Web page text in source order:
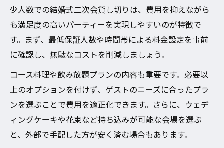
少人数での結婚式二次会貸し切りは、費用を抑えながら
も満足度の高いパーティーを実現しやすいのが特徴で
す。まず、最低保証人数や時間帯による料金設定を事前
に確認し、無駄なコストを削減しましょう。
コース料理や飲み放題プランの内容も重要です。必要以
上のオプションを付けず、ゲストのニーズに合ったプラ
ンを選ぶことで費用を適正化できます。さらに、ウェデ
ィングケーキや花束など持ち込みが可能な会場を選ぶ
と、外部で手配した方が安く済む場合もあります。